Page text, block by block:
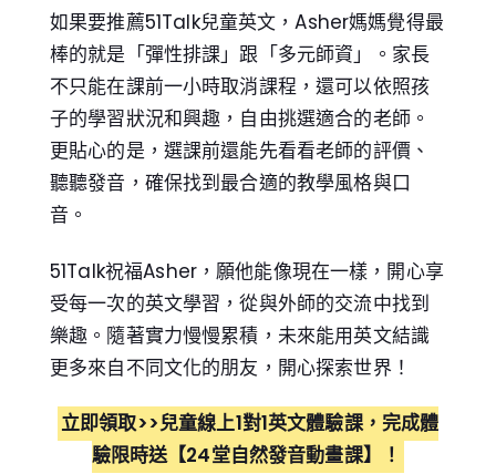
如果要推薦51Talk兒童英文，Asher媽媽覺得最
棒的就是「彈性排課」跟「多元師資」。家長
不只能在課前一小時取消課程，還可以依照孩
子的學習狀況和興趣，自由挑選適合的老師。
更貼心的是，選課前還能先看看老師的評價、
聽聽發音，確保找到最合適的教學風格與口
音。
51Talk祝福Asher，願他能像現在一樣，開心享
受每一次的英文學習，從與外師的交流中找到
樂趣。隨著實力慢慢累積，未來能用英文結識
更多來自不同文化的朋友，開心探索世界！
立即領取>>兒童線上1對1英文體驗課，完成體
驗限時送【24堂自然發音動畫課】！